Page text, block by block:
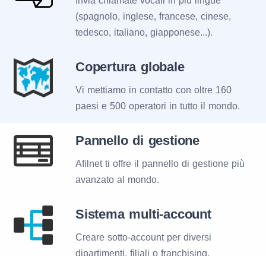
(spagnolo, inglese, francese, cinese,
tedesco, italiano, giapponese...).
Copertura globale
Vi mettiamo in contatto con oltre 160
paesi e 500 operatori in tutto il mondo.
Pannello di gestione
Afilnet ti offre il pannello di gestione più
avanzato al mondo.
Sistema multi-account
Creare sotto-account per diversi
dipartimenti, filiali o franchising.